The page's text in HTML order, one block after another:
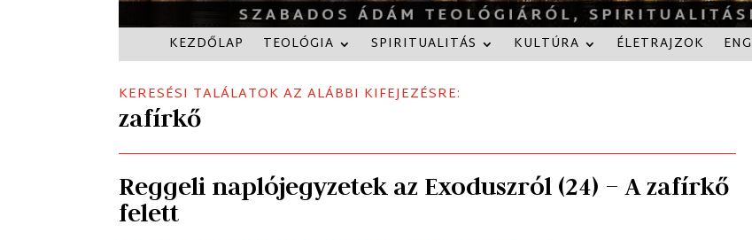
KEZDŐLAP TEOLÓGIA SPIRITUALITÁS KULTÚRA ÉLETRAJZOK
KERESÉSI TALÁLATOK AZ ALÁBBI KIFEJEZÉSRE:
zafírkő
Reggeli naplójegyzetek az Exoduszról (24) – A zafírkő
felett